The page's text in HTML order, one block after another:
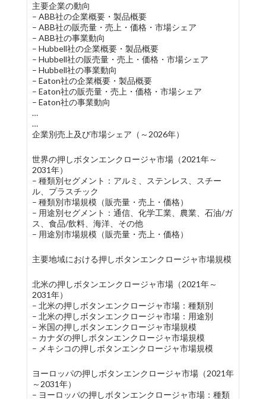
主要企業の動向
– ABB社の企業概要・製品概要
– ABB社の販売量・売上・価格・市場シェア
– ABB社の事業動向
– Hubbell社の企業概要・製品概要
– Hubbell社の販売量・売上・価格・市場シェア
– Hubbell社の事業動向
– Eaton社の企業概要・製品概要
– Eaton社の販売量・売上・価格・市場シェア
– Eaton社の事業動向
…
…
企業別売上及び市場シェア（～2026年）
世界の押しボタンエンクロージャ市場（2021年～
2031年）
– 種類別セグメント：アルミ、ステンレス、スチー
ル、プラスチック
– 種類別市場規模（販売量・売上・価格）
– 用途別セグメント：通信、化学工業、農業、石油/ガ
ス、食品/飲料、海洋、その他
– 用途別市場規模（販売量・売上・価格）
主要地域における押しボタンエンクロージャ市場規模
北米の押しボタンエンクロージャ市場（2021年～
2031年）
– 北米の押しボタンエンクロージャ市場：種類別
– 北米の押しボタンエンクロージャ市場：用途別
– 米国の押しボタンエンクロージャ市場規模
– カナダの押しボタンエンクロージャ市場規模
– メキシコの押しボタンエンクロージャ市場規模
ヨーロッパの押しボタンエンクロージャ市場（2021年
～2031年）
– ヨーロッパの押しボタンエンクロージャ市場：種類